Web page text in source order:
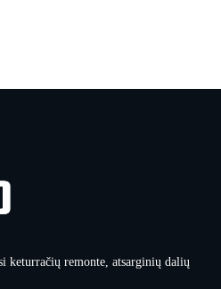
keturračių remonte, atsarginių dalių